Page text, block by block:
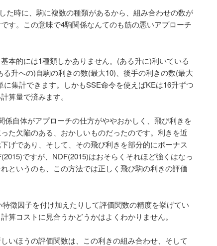
た時に、駒に複数の種類があるから、組み合わせの数が
す。この意味で4駒関係なんてのも筋の悪いアプローチ
本的には1種類しかありません。(ある升に)利いている
升への)自駒の利きの数(最大10)、後手の利きの数(最大
に集計できます。しかもSSE命令を使えばKEは16升ずつ
算量で済みます。
係自体がアプローチの仕方がややおかしく、飛び利きを
た欠陥のある、おかしいものだったのです。利きを近
げであり、そして、その飛び利きを部分的にボーナス
ですが、NDF(2015)はおそらくそれほど強くはなっ
というのも、この方法では正しく飛び駒の利きの評価
徴因子を付け加えたりして評価関数の精度を挙げてい
算コストに見合うかどうかはよくわかりません。
いほうの評価関数は、この利きの組み合わせ、そして